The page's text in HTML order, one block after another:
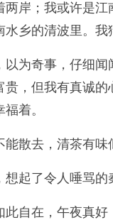
岸；我或许是
乡的清波里。
为奇事，仔细
，但我有真诚
着。
散去，清茶有味
起了令人唾骂
此自在，午夜真